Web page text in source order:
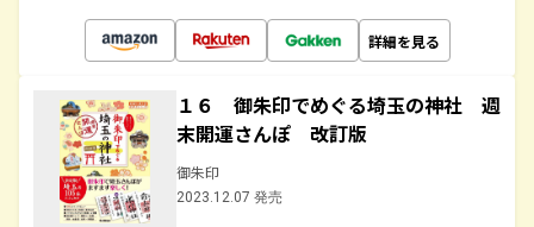
詳細を見る
１６ 御朱印でめぐる埼玉の神社 週
末開運さんぽ 改訂版
御朱印
2023.12.07 発売